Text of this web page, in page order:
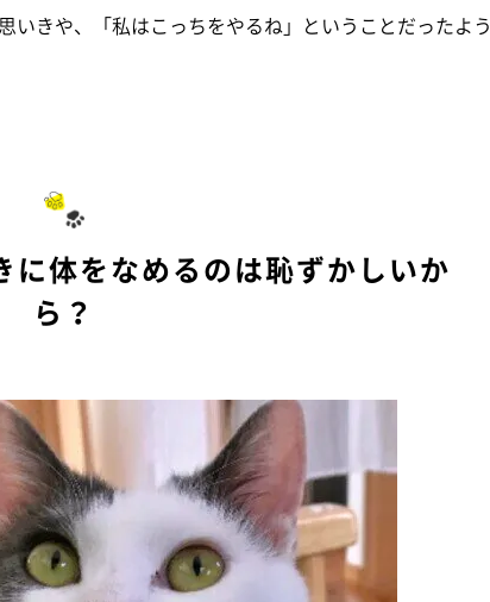
いきや、「私はこっちをやるね」ということだったよう
に体をなめるのは恥ずかしいか
ら？